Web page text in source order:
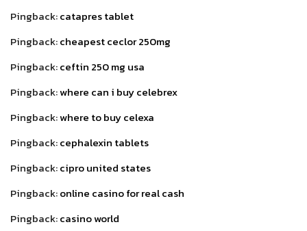
Pingback:catapres tablet
Pingback:cheapest ceclor 250mg
Pingback:ceftin 250 mg usa
Pingback:where can i buy celebrex
Pingback:where to buy celexa
Pingback:cephalexin tablets
Pingback:cipro united states
Pingback:online casino for real cash
Pingback:casino world